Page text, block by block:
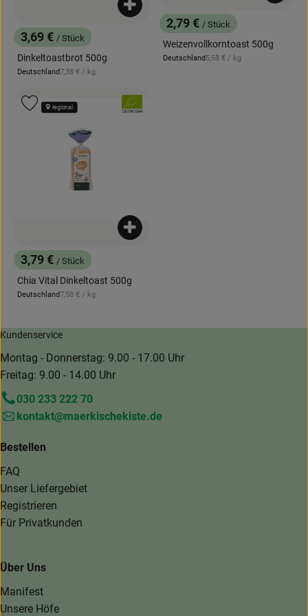
, Preis:
3,69 € / Stück
Dinkeltoastbrot 500g
, Herkunft:
Deutschland, Referenzpreis:
7,38 € / kg
Produkt zum Warenkorb hinzufügen
, Preis:
2,79 € / Stück
Weizenvollkorntoast 500g
, Herkunft:
Deutschland, Referenzpreis:
5,58 € / kg
, Preis:
3,79 € / Stück
Chia Vital Dinkeltoast 500g
, Herkunft:
Deutschland, Referenzpreis:
7,58 € / kg
Produkt zum Warenkorb hinzufügen
, Verband:
, Kontrollstelle:
DE-ÖKO-044
regional
Produkt zu Favouriten hinzufügen
Kundenservice
Montag - Donnerstag: 9.00 - 17.00 Uhr
Freitag: 9.00 - 14.00 Uhr
030 233 222 70
kontakt@maerkischekiste.de
Bestellen
FAQ
Unser Liefergebiet
Registrieren
Für Privatkunden
Über Uns
Manifest
Unsere Höfe